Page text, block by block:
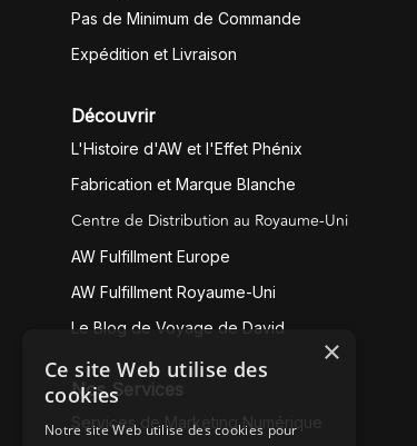
Pas de Minimum de Commande
Expédition et Livraison
Découvrir
L'Histoire d'AW et l'Effet Phénix
Fabrication et Marque Blanche
Centre de Distribution au Royaume-Uni
AW Fulfillment Europe
AW Fulfillment Royaume-Uni
Le Blog de Voyage de David
Nos Services
Services de Marketing Numérique
×
Ce site Web utilise des
cookies
Notre site Web utilise des cookies pour